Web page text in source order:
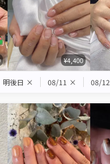
¥4,400
明後日 × 08/11 × 08/12